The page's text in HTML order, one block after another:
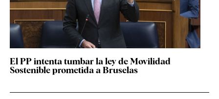
El PP intenta tumbar la ley de Movilidad
Sostenible prometida a Bruselas